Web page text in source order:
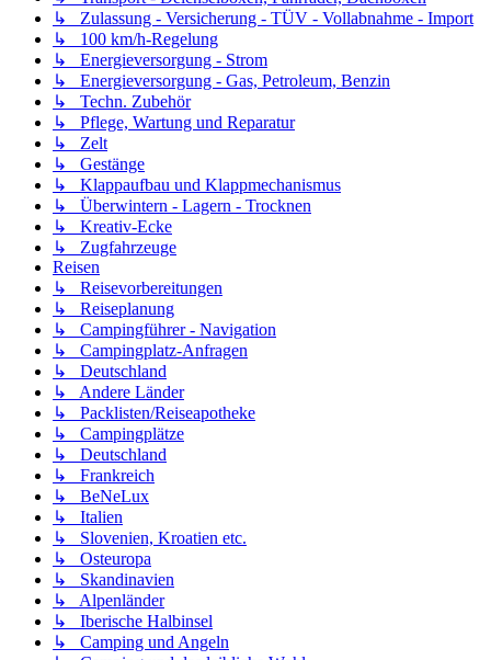
↳ Zulassung - Versicherung - TÜV - Vollabnahme - Import
↳ 100 km/h-Regelung
↳ Energieversorgung - Strom
↳ Energieversorgung - Gas, Petroleum, Benzin
↳ Techn. Zubehör
↳ Pflege, Wartung und Reparatur
↳ Zelt
↳ Gestänge
↳ Klappaufbau und Klappmechanismus
↳ Überwintern - Lagern - Trocknen
↳ Kreativ-Ecke
↳ Zugfahrzeuge
Reisen
↳ Reisevorbereitungen
↳ Reiseplanung
↳ Campingführer - Navigation
↳ Campingplatz-Anfragen
↳ Deutschland
↳ Andere Länder
↳ Packlisten/Reiseapotheke
↳ Campingplätze
↳ Deutschland
↳ Frankreich
↳ BeNeLux
↳ Italien
↳ Slovenien, Kroatien etc.
↳ Osteuropa
↳ Skandinavien
↳ Alpenländer
↳ Iberische Halbinsel
↳ Camping und Angeln